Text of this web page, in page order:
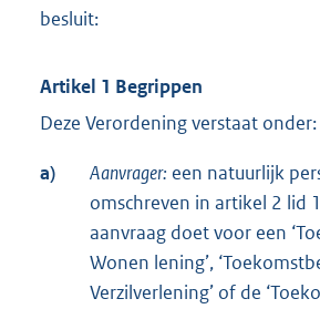
besluit:
Artikel 1 Begrippen
Deze Verordening verstaat onder:
a) Aanvrager: een natuurlijk
omschreven in artikel 2 lid
aanvraag doet voor een
Wonen lening’,
Verzilverlening’ of de